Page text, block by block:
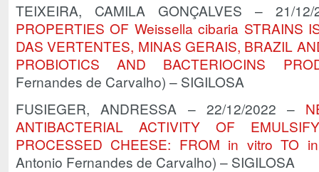
TEIXEIRA, CAMILA GONÇALVES – 21/
PROPERTIES OF Weissella cibaria STRAINS
DAS VERTENTES, MINAS GERAIS, BRAZIL
PROBIOTICS AND BACTERIOCINS
Fernandes de Carvalho) – SIGILOSA
FUSIEGER, ANDRESSA – 22/12/2022 –
ANTIBACTERIAL ACTIVITY OF
PROCESSED CHEESE: FROM in vitro TO
Antonio Fernandes de Carvalho) – SIGILOSA